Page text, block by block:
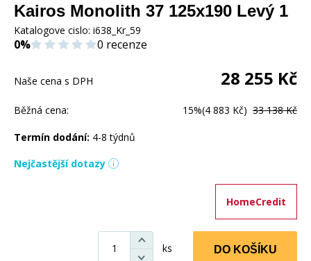
Kairos Monolith 37 125x190 Levý 1
Katalogove cislo: i638_Kr_59
0% 0 recenze
Naše cena s DPH 28 255 Kč
Běžná cena: 15%(4 883 Kč) 33 138 Kč
Termín dodání: 4-8 týdnů
Nejčastější dotazy
HomeCredit
ks DO KOŠÍKU